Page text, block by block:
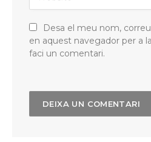
Desa el meu nom,
en aquest navegador per a
faci un comentari.